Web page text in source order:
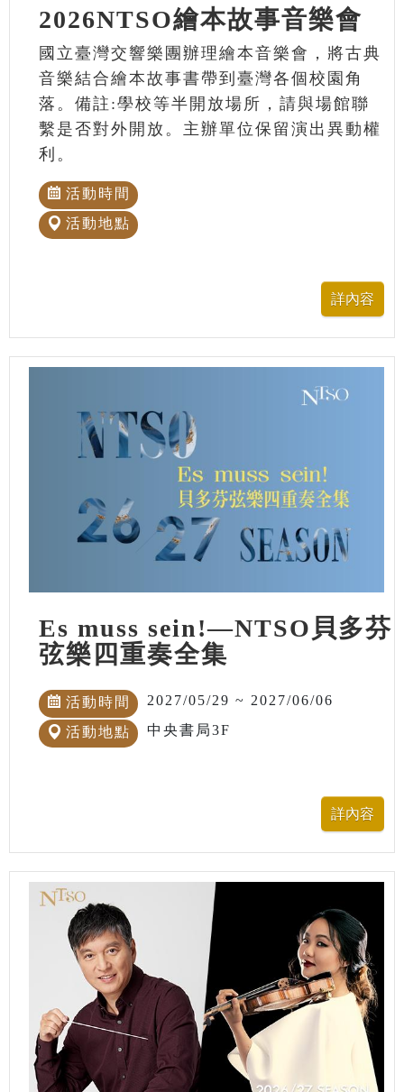
2026NTSO繪本故事音樂會
國立臺灣交響樂團辦理繪本音樂會，將古典
音樂結合繪本故事書帶到臺灣各個校園角
落。備註:學校等半開放場所，請與場館聯
繫是否對外開放。主辦單位保留演出異動權
利。
活動時間
活動地點
Es muss sein!—NTSO貝多芬
弦樂四重奏全集
活動時間 2027/05/29 ~ 2027/06/06
活動地點 中央書局3F